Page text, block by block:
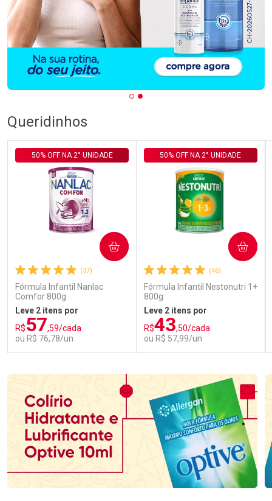
Queridinhos
(37)
Fórmula Infantil Nanlac
Comfor 800g
50% OFF NA 2° UNIDADE
Leve 2 itens por
R$57,59/cada
ou R$ 76,78/un
COMPRAR
(46)
Fórmula Infantil Nestonutri 1+
800g
50% OFF NA 2° UNIDADE
Leve 2 itens por
R$43,50/cada
ou R$ 57,99/un
COMPRAR
Laboratório
Por Menos